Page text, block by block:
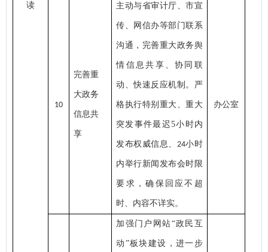
读
10
完善重
大政务
信息共
享
主动与省审计厅、市宣
传、网信办等部门联系
沟通，完善重大政务舆
情信息共享、协同联
动、快速反应机制。严
格执行特别重大、重大
突发事件最迟5小时内
发布权威信息、 24小时
内举行新闻发布会时限
要求，确保回应不超
时、内容不详实。
办公室
加强门户网站“政民互
动”板块建设，进一步